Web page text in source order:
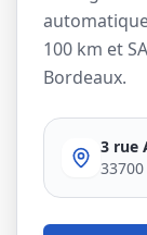
Assembly
100 km et
Bordeaux.
3 rue